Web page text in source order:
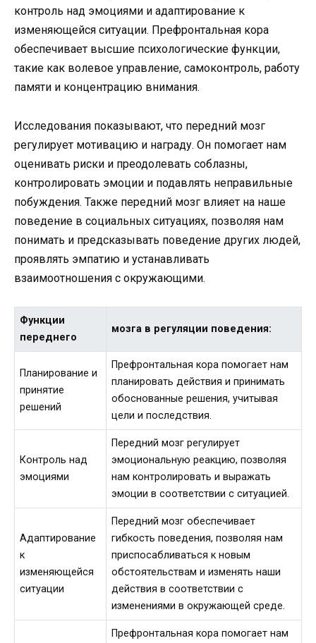
контроль над эмоциями и адаптирование к
изменяющейся ситуации. Префронтальная кора
обеспечивает высшие психологические функции,
такие как волевое управление, самоконтроль, работу
памяти и концентрацию внимания.
Исследования показывают, что передний мозг
регулирует мотивацию и награду. Он помогает нам
оценивать риски и преодолевать соблазны,
контролировать эмоции и подавлять неправильные
побуждения. Также передний мозг влияет на наше
поведение в социальных ситуациях, позволяя нам
понимать и предсказывать поведение других людей,
проявлять эмпатию и устанавливать
взаимоотношения с окружающими.
Функции
переднего
мозга в регуляции поведения:
Планирование и
принятие
решений
Префронтальная кора помогает нам
планировать действия и принимать
обоснованные решения, учитывая
цели и последствия.
Контроль над
эмоциями
Передний мозг регулирует
эмоциональную реакцию, позволяя
нам контролировать и выражать
эмоции в соответствии с ситуацией.
Адаптирование
к
изменяющейся
ситуации
Передний мозг обеспечивает
гибкость поведения, позволяя нам
приспосабливаться к новым
обстоятельствам и изменять наши
действия в соответствии с
изменениями в окружающей среде.
Префронтальная кора помогает нам